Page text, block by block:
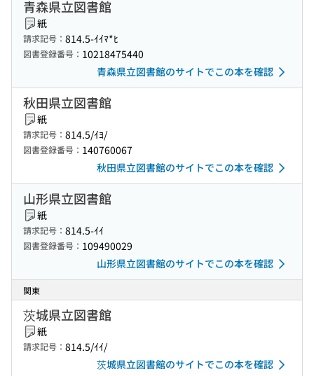
青森県立図書館
紙
請求記号： 814.5-ｲｲﾏ*ﾋ
図書登録番号： 10218475440
青森県立図書館のサイトでこの本を確認
秋田県立図書館
紙
請求記号： 814.5/ｲﾖ/
図書登録番号： 140760067
秋田県立図書館のサイトでこの本を確認
山形県立図書館
紙
請求記号： 814.5-ｲｲ
図書登録番号： 109490029
山形県立図書館のサイトでこの本を確認
関東
茨城県立図書館
紙
請求記号： 814.5/ｲｲ/
茨城県立図書館のサイトでこの本を確認